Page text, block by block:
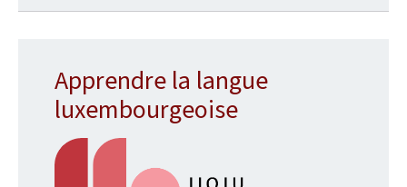
Apprendre la langue
luxembourgeoise